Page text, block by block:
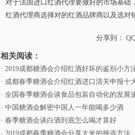
对于法国进口红酒代理要做好的市场基础
红酒代理商选择对的红酒品牌商以及选对
分享到：
相关阅读：
· 2019成都糖酒会介绍红酒好坏的鉴别小方
· 成都春季糖酒会介绍红酒进口清关申报十
· 全国春季糖酒会谈食品包装自动化的发展
· 中国糖酒会解密中国人一年能喝多少酒
· 春季糖酒会谈白酒到底怎么喝才算好
· 2019成都春季糖酒会分享大米的挑选方法